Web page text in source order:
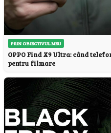
PRIN OBIECTIVUL MEU
OPPO Find X9 Ultra: când
pentru filmare